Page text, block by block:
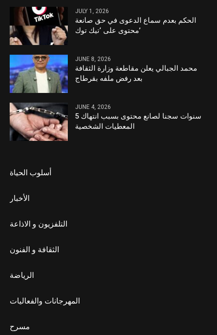
JULY 1, 2026
الحكم بعدم سماع الدعوى في حق صانعة
محتوى على ‘تيك توك’
JUNE 8, 2026
محمد الجبالي يعلن مقاطعة وزارة الثقافة
بعد رفض ملفه بقرطاج
JUNE 4, 2026
5 سنوات سجنا لصانع محتوى بسبب انتهاك
المعطيات الشخصية
أسلوب الحياة
الأخبار
التلفزيون و الاذاعة
الثقافة و الفنون
الرياضة
المهرجانات والفعاليات
مسرح